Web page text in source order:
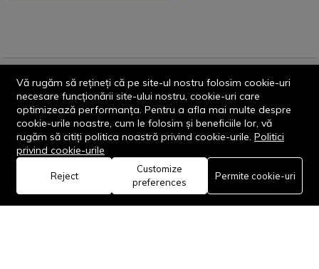
© 2013-2026 - Dornik Total Services S.R.L. CUI 32211812
Reg.Com. J13/1996/2013, Str. Transilvaniei, Nr. 19A
Rămâi conectat:
Acasă Categorie
0
Coș Favorite Cont
Vă rugăm să rețineți că pe site-ul nostru folosim cookie-uri
necesare funcționării site-ului nostru, cookie-uri care
optimizează performanța. Pentru a afla mai multe despre
cookie-urile noastre, cum le folosim și beneficiile lor, vă
rugăm să citiți politica noastră privind cookie-urile. Politici
privind cookie-urile
Reject
Customize
preferences
Permite cookie-uri